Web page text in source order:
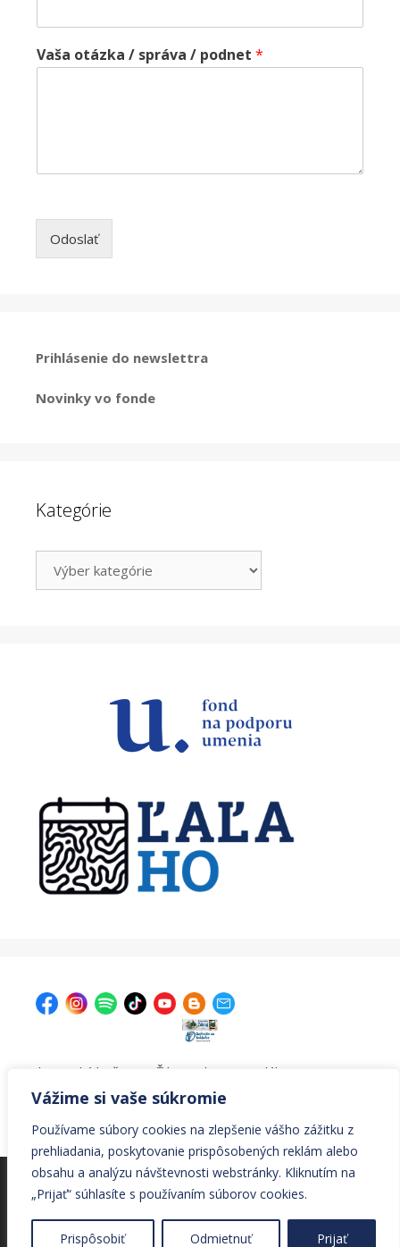
Vážime si vaše súkromie
Používame súbory cookies na zlepšenie vášho zážitku z
prehliadania, poskytovanie prispôsobených reklám alebo
obsahu a analýzu návštevnosti webstránky. Kliknutím na
„Prijať“ súhlasíte s používaním súborov cookies.
Prispôsobiť Odmietnuť Prijať
Vaša otázka / správa / podnet *
Odoslať
Prihlásenie do newslettra
Novinky vo fonde
Kategórie
| Krajská knižnica v Žiline, Ul. A. Bernoláka 47, 011 77
Žilina | kniznica@krajskakniznicazilina.sk
041/7233090 |
© Všetky práva vyhradené Krajská knižnica v Žiline
© 2026 Krajská knižnica v Žiline• Vytvorené s